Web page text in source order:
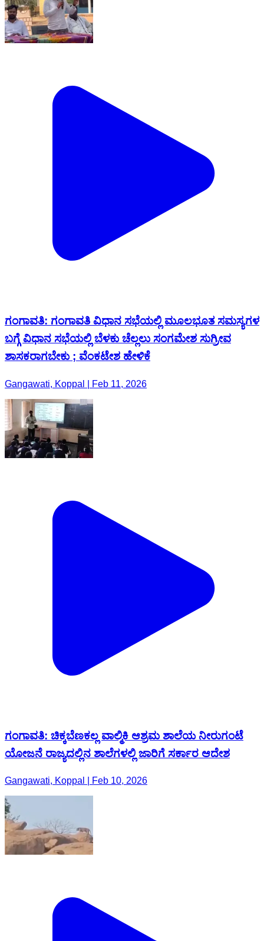
ಗಂಗಾವತಿ: ಗಂಗಾವತಿ ವಿಧಾನ ಸಭೆಯಲ್ಲಿ ಮೂಲಭೂತ ಸಮಸ್ಯಗಳ
ಬಗ್ಗೆ ವಿಧಾನ ಸಭೆಯಲ್ಲಿ ಬೆಳಕು ಚೆಲ್ಲಲು ಸಂಗಮೇಶ ಸುಗ್ರೀವ
ಶಾಸಕರಾಗಬೇಕು ; ವೆಂಕಟೇಶ ಹೇಳಿಕೆ
Gangawati, Koppal | Feb 11, 2026
ಗಂಗಾವತಿ: ಚಿಕ್ಕಬೆಣಕಲ್ಲ ವಾಲ್ಮಿಕಿ ಆಶ್ರಮ ಶಾಲೆಯ ನೀರುಗಂಟೆ
ಯೋಜನೆ ರಾಜ್ಯದಲ್ಲಿನ ಶಾಲೆಗಳಲ್ಲಿ ಜಾರಿಗೆ ಸರ್ಕಾರ ಆದೇಶ
Gangawati, Koppal | Feb 10, 2026